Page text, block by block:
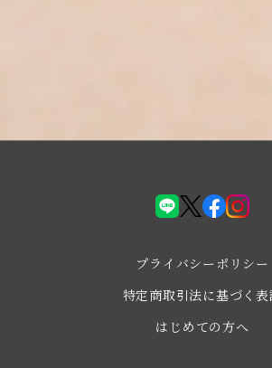
プライバシーポリシー
特定商取引法に基づく表
はじめての方へ